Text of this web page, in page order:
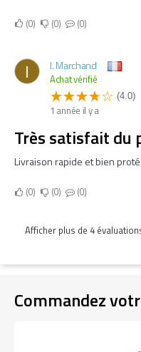
0 0 0
I I. Marchand
Achat vérifié
(4.0)
1 année il y a
Très satisfait
Livraison rapide et bien
0 0 0
Afficher plus de 4
Commandez